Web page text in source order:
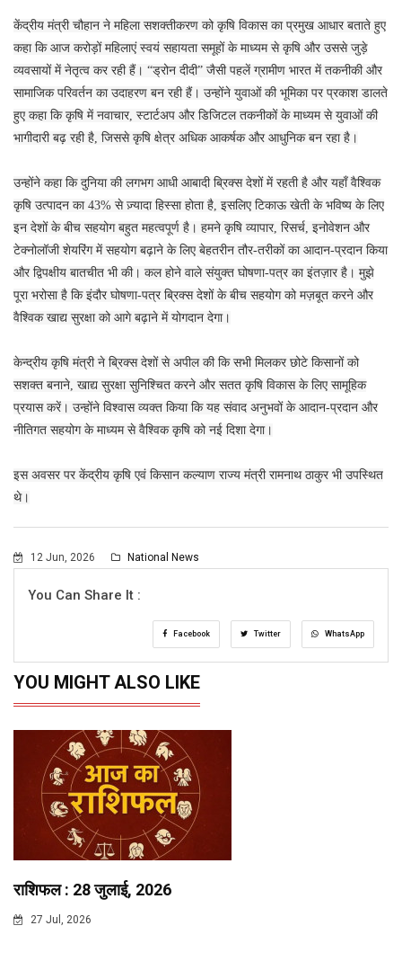
केंद्रीय मंत्री चौहान ने महिला सशक्तीकरण को कृषि विकास का प्रमुख आधार बताते हुए
कहा कि आज करोड़ों महिलाएं स्वयं सहायता समूहों के माध्यम से कृषि और उससे जुड़े
व्यवसायों में नेतृत्व कर रही हैं। “ड्रोन दीदी” जैसी पहलें ग्रामीण भारत में तकनीकी और
सामाजिक परिवर्तन का उदाहरण बन रही हैं। उन्होंने युवाओं की भूमिका पर प्रकाश डालते
हुए कहा कि कृषि में नवाचार, स्टार्टअप और डिजिटल तकनीकों के माध्यम से युवाओं की
भागीदारी बढ़ रही है, जिससे कृषि क्षेत्र अधिक आकर्षक और आधुनिक बन रहा है।
उन्होंने कहा कि दुनिया की लगभग आधी आबादी ब्रिक्स देशों में रहती है और यहाँ वैश्विक
कृषि उत्पादन का 43% से ज़्यादा हिस्सा होता है, इसलिए टिकाऊ खेती के भविष्य के लिए
इन देशों के बीच सहयोग बहुत महत्वपूर्ण है। हमने कृषि व्यापार, रिसर्च, इनोवेशन और
टेक्नोलॉजी शेयरिंग में सहयोग बढ़ाने के लिए बेहतरीन तौर-तरीकों का आदान-प्रदान किया
और द्विपक्षीय बातचीत भी की। कल होने वाले संयुक्त घोषणा-पत्र का इंतज़ार है। मुझे
पूरा भरोसा है कि इंदौर घोषणा-पत्र ब्रिक्स देशों के बीच सहयोग को मज़बूत करने और
वैश्विक खाद्य सुरक्षा को आगे बढ़ाने में योगदान देगा।
केन्द्रीय कृषि मंत्री ने ब्रिक्स देशों से अपील की कि सभी मिलकर छोटे किसानों को
सशक्त बनाने, खाद्य सुरक्षा सुनिश्चित करने और सतत कृषि विकास के लिए सामूहिक
प्रयास करें। उन्होंने विश्वास व्यक्त किया कि यह संवाद अनुभवों के आदान-प्रदान और
नीतिगत सहयोग के माध्यम से वैश्विक कृषि को नई दिशा देगा।
इस अवसर पर केंद्रीय कृषि एवं किसान कल्याण राज्य मंत्री रामनाथ ठाकुर भी उपस्थित
थे।
12 Jun, 2026 National News
You Can Share It :
Facebook Twitter WhatsApp
YOU MIGHT ALSO LIKE
राशिफल : 28 जुलाई, 2026
27 Jul, 2026